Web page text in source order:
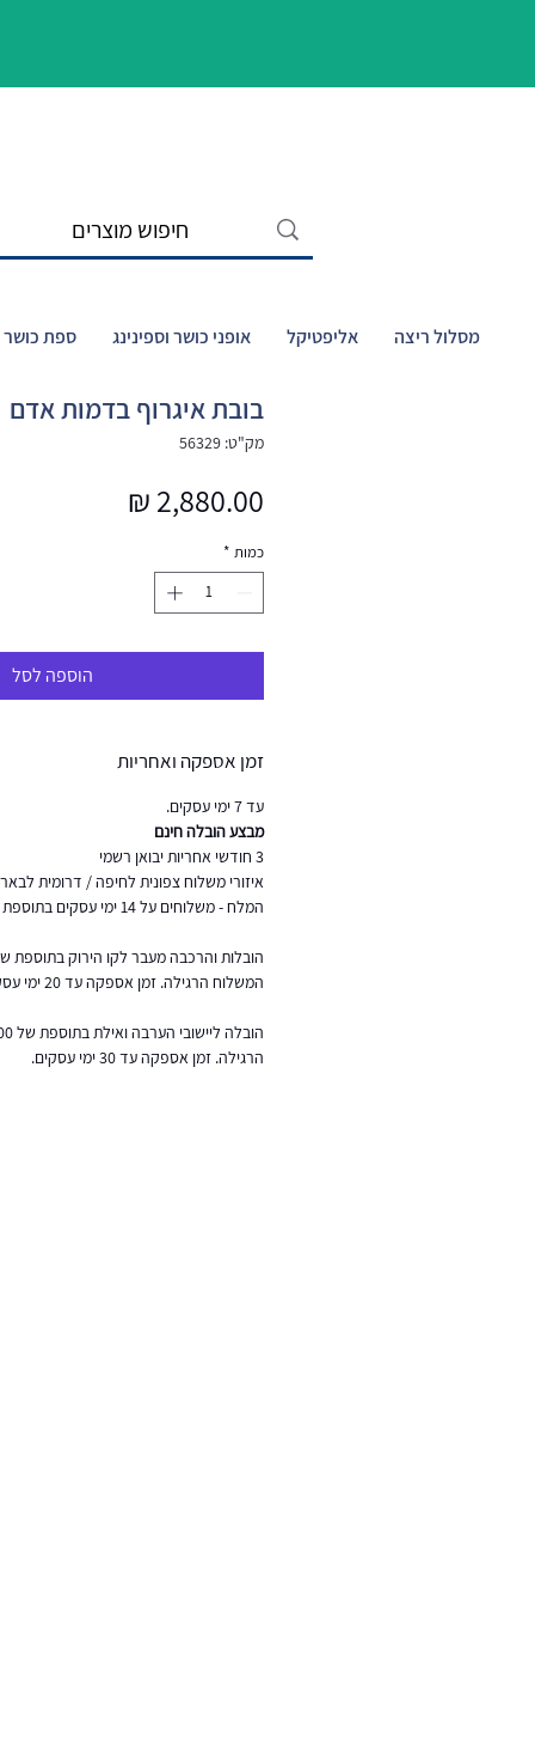
מסלול ריצה אליפטיקל אופני כושר וספינינג ספת כושר
בובת איגרוף בדמות אדם
מק"ט: 56329
כמות *
הוספה לסל
זמן אספקה ואחריות
עד 7 ימי עסקים.
מבצע הובלה חינם
3 חודשי אחריות יבואן רשמי
איזורי משלוח צפונית לחיפה / דרומית
המלח - משלוחים על 14 ימי עסקים בתוספת של 200 ש"ח
המשלוח הרגילה. זמן אספקה עד 20 ימי עסקים.
הרגילה. זמן אספקה עד 30 ימי עסקים.